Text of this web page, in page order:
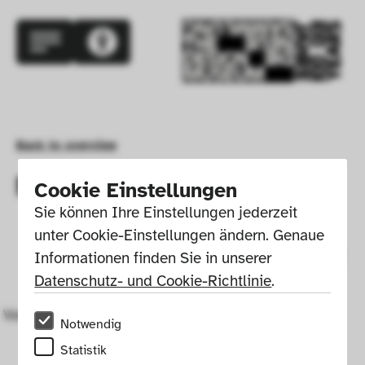
Cookie Einstellungen
Sie können Ihre Einstellungen jederzeit
unter Cookie-Einstellungen ändern. Genaue
Informationen finden Sie in unserer
Datenschutz- und Cookie-Richtlinie.
Notwendig
Statistik
Back to overview
Material: Grey
Vase